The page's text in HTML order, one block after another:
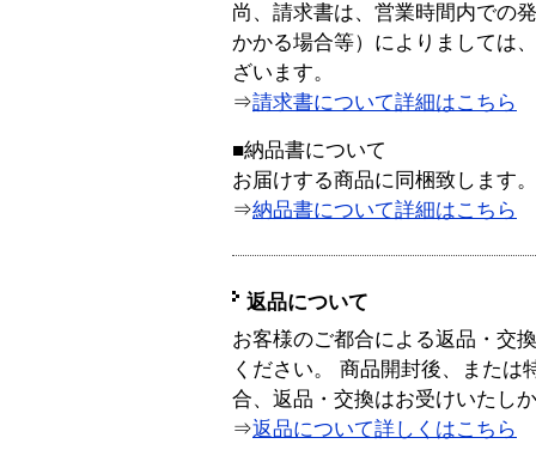
尚、請求書は、営業時間内での
かかる場合等）によりましては
ざいます。
⇒請求書について詳細はこちら
■納品書について
お届けする商品に同梱致します。
⇒納品書について詳細はこちら
返品について
お客様のご都合による返品・交
ください。 商品開封後、または
合、返品・交換はお受けいたし
⇒返品について詳しくはこちら